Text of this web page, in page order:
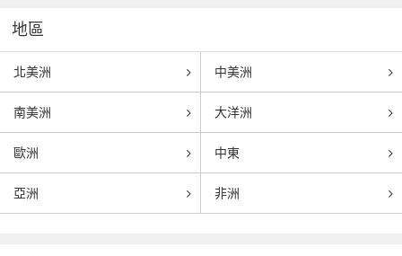
地區
北美洲 中美洲
南美洲 大洋洲
歐洲 中東
亞洲 非洲